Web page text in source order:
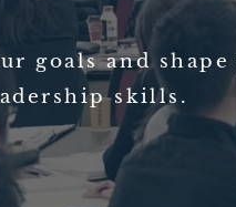
goals and shape
skills.